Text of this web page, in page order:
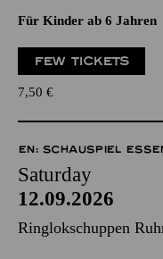
Für Kinder ab 6 Jahren
FEW TICKETS
7,50 €
EN: SCHAUSPIEL
Saturday
12.09.2026
Ringlokschuppen